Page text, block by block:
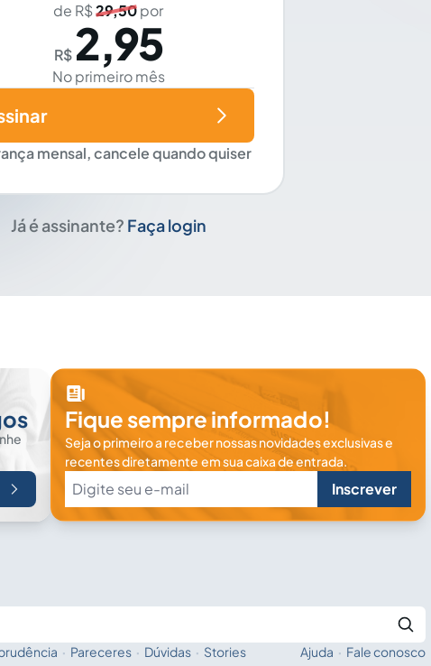
de R$29,50por
R$ 2,95
No primeiro mês
mensal, cancele quando quiser
Já é assinante? Faça login
Fique sempre informado!
Seja o primeiro a receber nossas novidades exclusivas e
recentes diretamente em sua caixa de entrada.
Inscrever
· Pareceres · Dúvidas · Stories Ajuda · Fale conosco